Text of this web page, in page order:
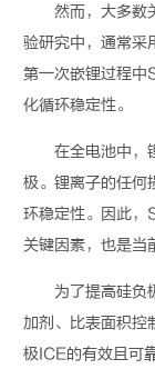
然而，大多数
验研究中，通常采
第一次嵌锂过程中
化循环稳定性。
在全电池中，
极。锂离子的任何
环稳定性。因此，
关键因素，也是当
为了提高硅负
加剂、比表面积控
极ICE的有效且可